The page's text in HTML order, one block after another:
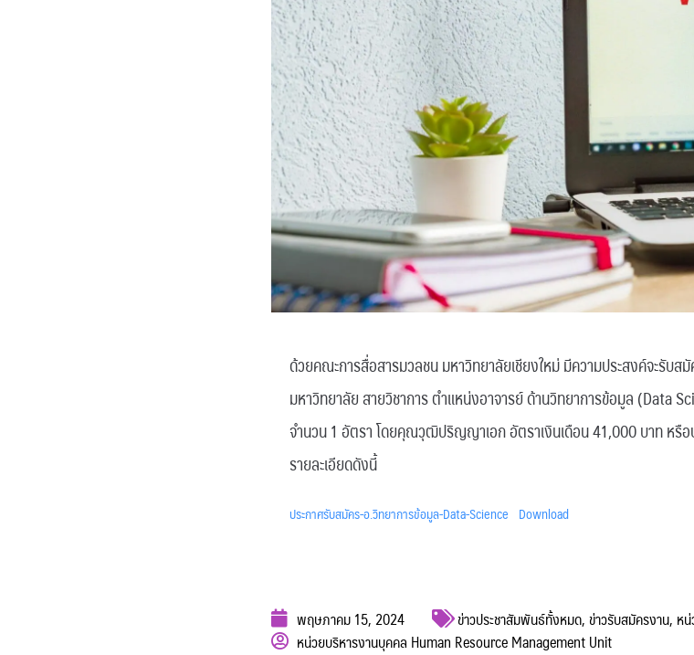
ด้วยคณะการสื่อสารมวลชน มหาวิทยาลัยเชียงใหม่ มีความประสงค์จะรับ
มหาวิทยาลัย สายวิชาการ ตำแหน่งอาจารย์ ด้านวิทยาการข้อมูล (Data
จำนวน 1 อัตรา โดยคุณวุฒิปริญญาเอก อัตราเงินเดือน 41,000 บาท หรื
รายละเอียดดังนี้
ประกาศรับสมัคร-อ.วิทยาการข้อมูล-Data-Science Download
พฤษภาคม 15, 2024 ข่าวประชาสัมพันธ์ทั้งหมด,ข่าวรับสมัครงาน, ห
หน่วยบริหารงานบุคคล Human Resource Management Unit